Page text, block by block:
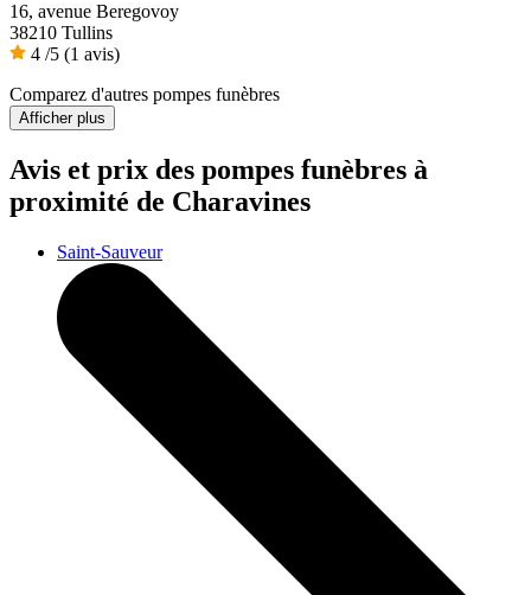
16, avenue Beregovoy
38210 Tullins
4 /5 (1 avis)
Comparez d'autres pompes funèbres
Afficher plus
Avis et prix des pompes funèbres à
proximité de Charavines
Saint-Sauveur